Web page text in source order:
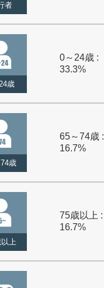
者
歳
0～24歳 :
33.3%
歳
65～74歳 :
16.7%
上
75歳以上 :
16.7%